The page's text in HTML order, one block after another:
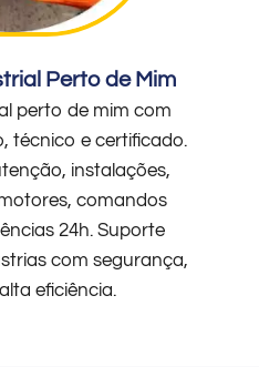
Perto de Mim
perto de mim com
técnico e certificado.
instalações,
comandos
24h. Suporte
com segurança,
eficiência.